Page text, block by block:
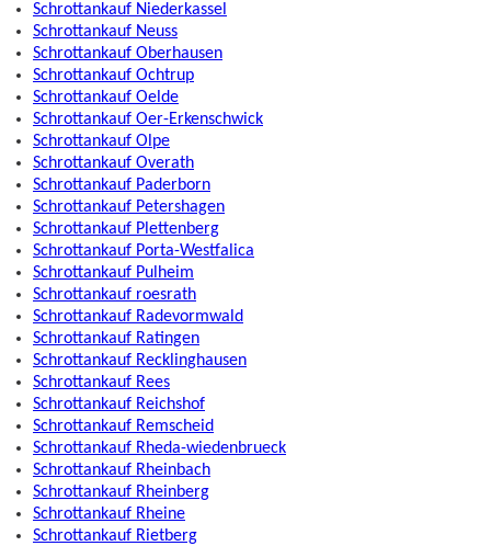
Schrottankauf Niederkassel
Schrottankauf Neuss
Schrottankauf Oberhausen
Schrottankauf Ochtrup
Schrottankauf Oelde
Schrottankauf Oer-Erkenschwick
Schrottankauf Olpe
Schrottankauf Overath
Schrottankauf Paderborn
Schrottankauf Petershagen
Schrottankauf Plettenberg
Schrottankauf Porta-Westfalica
Schrottankauf Pulheim
Schrottankauf roesrath
Schrottankauf Radevormwald
Schrottankauf Ratingen
Schrottankauf Recklinghausen
Schrottankauf Rees
Schrottankauf Reichshof
Schrottankauf Remscheid
Schrottankauf Rheda-wiedenbrueck
Schrottankauf Rheinbach
Schrottankauf Rheinberg
Schrottankauf Rheine
Schrottankauf Rietberg